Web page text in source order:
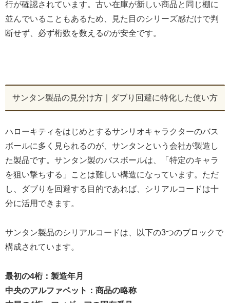
行が確認されています。古い在庫が新しい商品と同じ棚に
並んでいることもあるため、見た目のシリーズ感だけで判
断せず、必ず桁数を数えるのが安全です。
サンタン製品の見分け方｜ダブり回避に特化した使い方
ハローキティをはじめとするサンリオキャラクターのバス
ボールに多く見られるのが、サンタンという会社が製造し
た製品です。サンタン製のバスボールは、「特定のキャラ
を狙い撃ちする」ことは難しい構造になっています。ただ
し、ダブりを回避する目的であれば、シリアルコードは十
分に活用できます。
サンタン製品のシリアルコードは、以下の3つのブロックで
構成されています。
最初の4桁：製造年月
中央のアルファベット：商品の略称